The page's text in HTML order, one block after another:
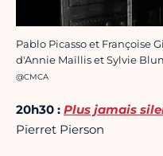
Pablo Picasso et Françoise
d'Annie Maïllis et Sylvie
Crédit photo :
@CMCA
20h30 : Plus jamais
Pierret Pierson